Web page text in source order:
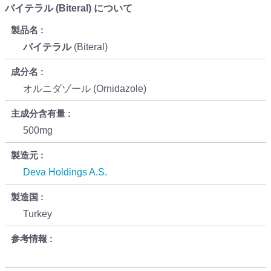
バイテラル (Biteral) について
製品名
バイテラル(Biteral)
成分名
オルニダゾール (Ornidazole)
主成分含有量
500mg
製造元
Deva Holdings A.S.
製造国
Turkey
参考情報